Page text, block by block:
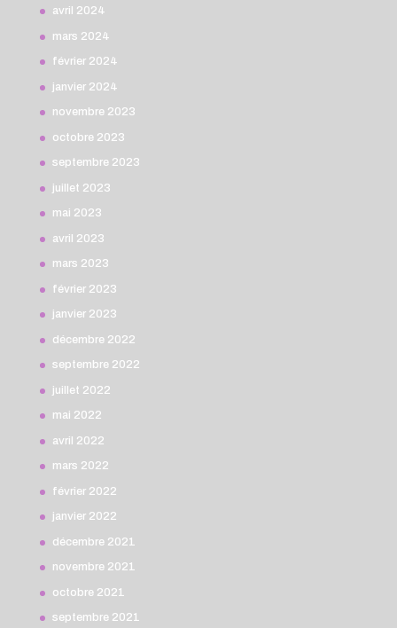
avril 2024
mars 2024
février 2024
janvier 2024
novembre 2023
octobre 2023
septembre 2023
juillet 2023
mai 2023
avril 2023
mars 2023
février 2023
janvier 2023
décembre 2022
septembre 2022
juillet 2022
mai 2022
avril 2022
mars 2022
février 2022
janvier 2022
décembre 2021
novembre 2021
octobre 2021
septembre 2021